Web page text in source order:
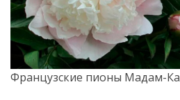
Французские пионы Мадам-